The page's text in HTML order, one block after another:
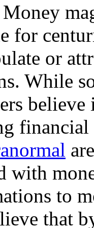
for
or
While
financial
with
to
that